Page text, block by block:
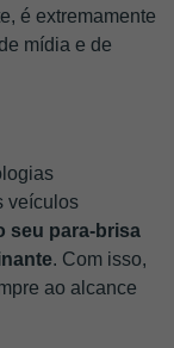
é extremamente
mídia e de
veículos
seu para-brisa
. Com isso,
ao alcance